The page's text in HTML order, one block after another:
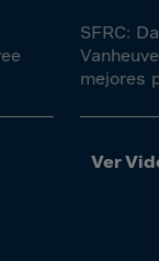
SFRC:
mejores
Ver